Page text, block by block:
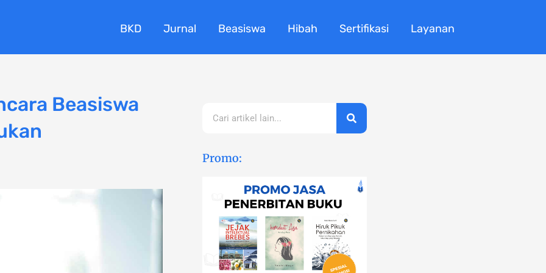
BKD Jurnal Beasiswa Hibah Sertifikasi Layanan
Beasiswa
Promo: